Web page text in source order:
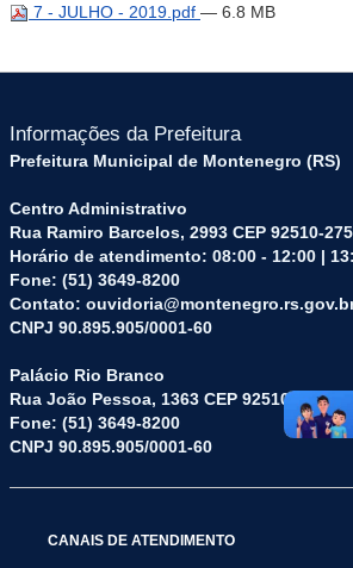
7 - JULHO - 2019.pdf — 6.8 MB
Informações da Prefeitura
Prefeitura Municipal de Montenegro (RS)
Centro Administrativo
Rua Ramiro Barcelos, 2993 CEP 92510-275
Horário de atendimento: 08:00 - 12:00 |
Fone: (51) 3649-8200
Contato:
CNPJ 90.895.905/0001-60
Palácio Rio Branco
Rua João Pessoa, 1363 CEP 92510-045
Fone: (51) 3649-8200
CNPJ 90.895.905/0001-60
CANAIS DE ATENDIMENTO